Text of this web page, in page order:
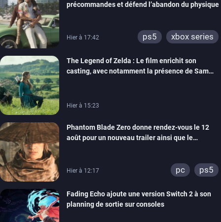
précommandes et défend l’abandon du physique
Hier à 17:42 ps5 xbox series
The Legend of Zelda : Le film enrichit son
casting, avec notamment la présence de Sam
Hier à 15:23
Phantom Blade Zero donne rendez-vous le 12
août pour un nouveau trailer ainsi que le
Hier à 12:17 pc ps5
Fading Echo ajoute une version Switch 2 à son
planning de sortie sur consoles